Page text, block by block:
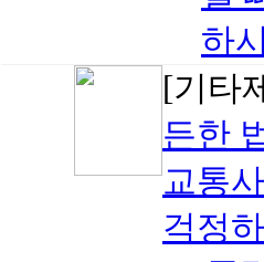
하
[기타
든한
교통
걱정